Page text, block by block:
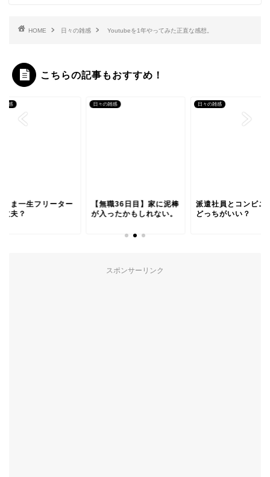
HOME 日々の雑感 Youtubeを1年やってみた正直な感想。
こちらの記事もおすすめ！
雑感
まま一生フリーター
丈夫？
日々の雑感
【無職36日目】家に泥棒
が入ったかもしれない。
日々の雑感
派遣社員とコンビニ
どっちがいい？
スポンサーリンク